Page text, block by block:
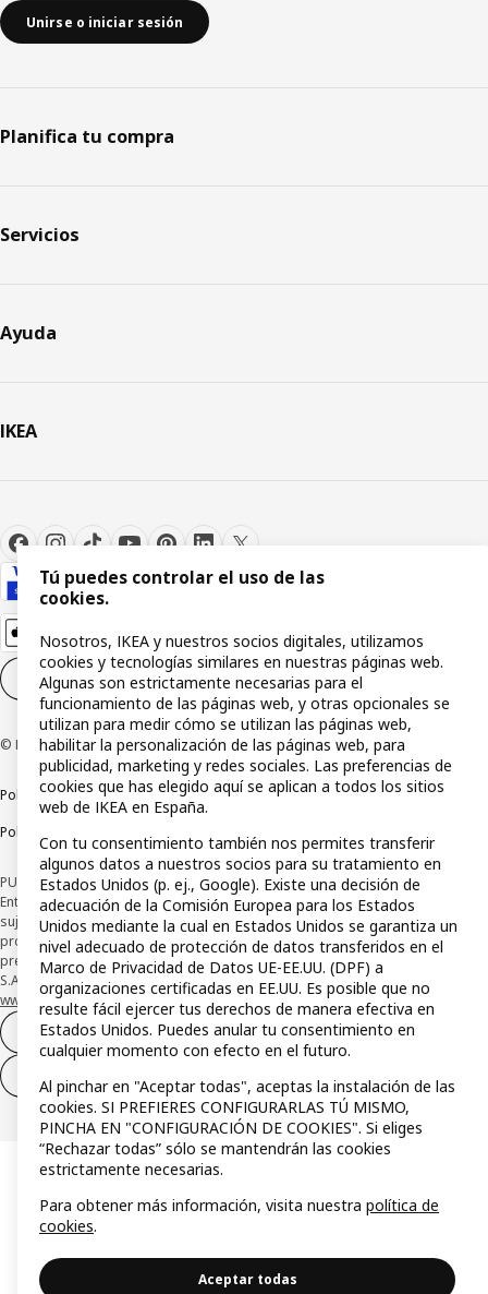
Unirse o iniciar sesión
Planifica tu compra
Servicios
Ayuda
IKEA
Configuración de cookies ES
© Inter IKEA Systems B.V 1999-2026
Política de privacidadPolítica de cookiesTérminos y condiciones
Política de divulgación responsable
PUBLICIDAD: *Financiación a través de la tarjeta IKEA VISA emitida por la
Entidad de Pago híbrida CaixaBank Payments & Consumer, E.F.C., E.P., S.A.U., y
sujeta a su organización. La entidad ha escogido como sistema de
protección de los fondos recibidos de usuarios de servicios de pago que
presta su depósito en una cuenta bancaria separada abierta en CaixaBank,
S.A. Conoce más acerca de las formas de pago de tu tarjeta aquí:
www.caixabankpc.com/es/productos
Desistimiento del contrato
Desistimiento de solo servicios
Tú puedes controlar el uso de las
cookies.
Nosotros, IKEA y nuestros socios digitales, utilizamos
cookies y tecnologías similares en nuestras páginas web.
Algunas son estrictamente necesarias para el
funcionamiento de las páginas web, y otras opcionales se
utilizan para medir cómo se utilizan las páginas web,
habilitar la personalización de las páginas web, para
publicidad, marketing y redes sociales. Las preferencias de
cookies que has elegido aquí se aplican a todos los sitios
web de IKEA en España.
Con tu consentimiento también nos permites transferir
algunos datos a nuestros socios para su tratamiento en
Estados Unidos (p. ej., Google). Existe una decisión de
adecuación de la Comisión Europea para los Estados
Unidos mediante la cual en Estados Unidos se garantiza un
nivel adecuado de protección de datos transferidos en el
Marco de Privacidad de Datos UE-EE.UU. (DPF) a
organizaciones certificadas en EE.UU. Es posible que no
resulte fácil ejercer tus derechos de manera efectiva en
Estados Unidos. Puedes anular tu consentimiento en
cualquier momento con efecto en el futuro.
Al pinchar en "Aceptar todas", aceptas la instalación de las
cookies. SI PREFIERES CONFIGURARLAS TÚ MISMO,
PINCHA EN "CONFIGURACIÓN DE COOKIES". Si eliges
“Rechazar todas” sólo se mantendrán las cookies
estrictamente necesarias.
Para obtener más información, visita nuestra política de
cookies.
Aceptar todas